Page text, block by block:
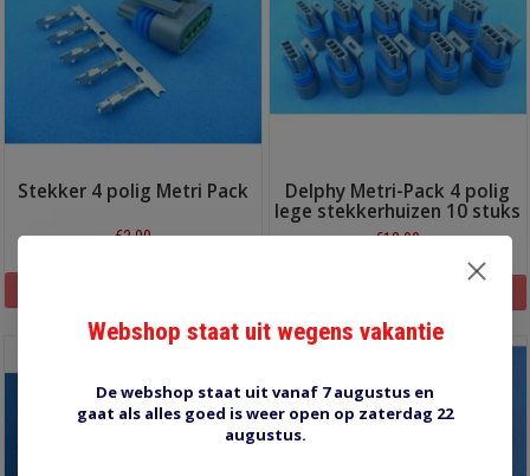
Stekker 4 polig Metri Pack
€3,00
Delphy Metri-Pack 4 polig
lege stekkerhuizen 10 stuks
€12,00
Webshop staat uit wegens vakantie
De webshop staat uit vanaf 7 augustus en
gaat als alles goed is weer open op zaterdag 22
augustus.